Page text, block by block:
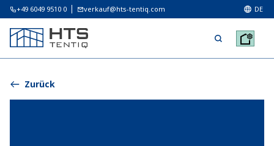
+49 6049 9510 0 verkauf@hts-tentiq.com DE
Zurück